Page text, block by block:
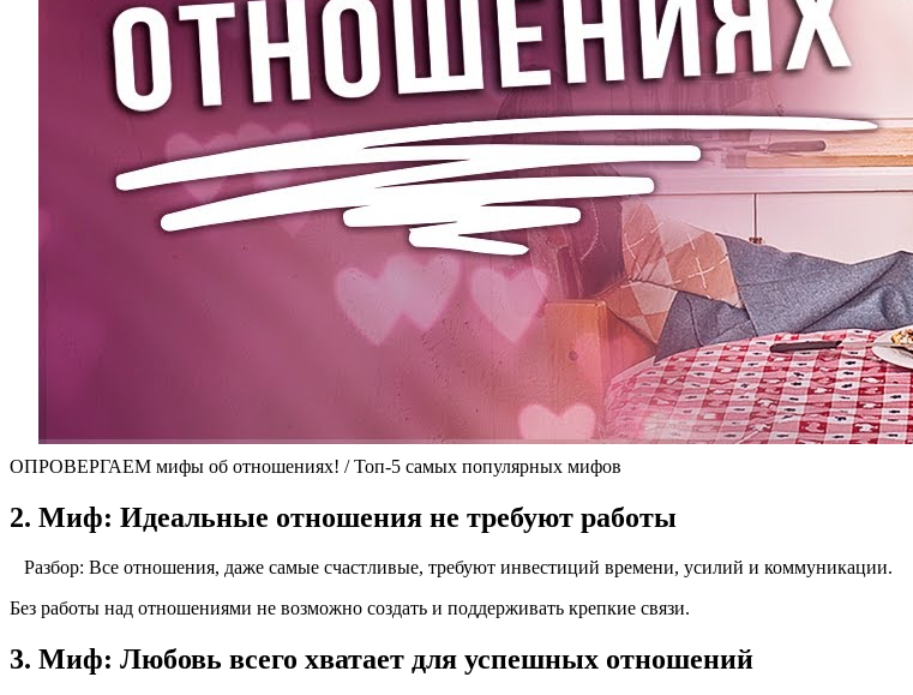
ОПРОВЕРГАЕМ мифы об отношениях! / Топ-5 самых популярных мифов
2. Миф: Идеальные отношения не требуют работы
Разбор: Все отношения, даже самые счастливые, требуют инвестиций времени, усилий и коммуникации.
Без работы над отношениями не возможно создать и поддерживать крепкие связи.
3. Миф: Любовь всего хватает для успешных отношений